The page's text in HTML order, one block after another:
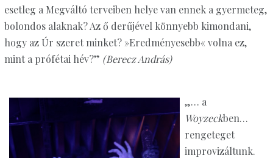
esetleg a Megváltó terveiben helye van ennek a gyermeteg,
bolondos alaknak? Az ő derűjével könnyebb kimondani,
hogy az Úr szeret minket? »Eredményesebb« volna ez,
mint a prófétai hév?” (Berecz András)
„… a
Woyzeckben…
rengeteget
improvizáltunk.